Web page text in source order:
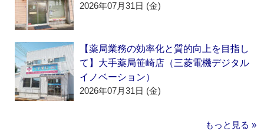
2026年07月31日 (金)
【薬局業務の効率化と質的向上を目指し
て】大手薬局笹崎店（三菱電機デジタル
イノベーション）
2026年07月31日 (金)
もっと見る »